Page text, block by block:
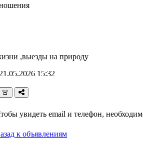
,выезды на природу
21.05.2026 15:32
🚨
увидеть email и телефон,
к объявлениям